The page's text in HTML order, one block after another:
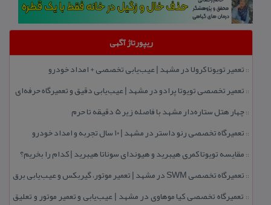
ریپورتاژ آگهی
:: تعمیر تویوتا كرولا در مشهد | عیب‌یابی تخصصی + امداد خودرو
:: تعمیر تخصصی تویوتا پرادو در مشهد | عیب‌یابی دقیق و تعمیرگاه حرفه‌ای
::چهار هتل‌ ستاره‌دار مشهد با فاصله زیر 5 دقیقه تا حرم
:: تعمیرگاه تخصصی رنو داستر در مشهد | ۱۰ سال تجربه و امداد خودرو
:: مقایسه تویوتا كمری هیبرید و هیوندای سوناتا هیبرید | كدام را بخریم؟
:: تعمیرگاه تخصصی SWM در مشهد | تعمیر موتور، گیربكس و عیب‌یابی برق
:: تعمیرگاه تخصصی كیا موهاوی در مشهد | عیب‌یابی و تعمیر موتور و تعلیق